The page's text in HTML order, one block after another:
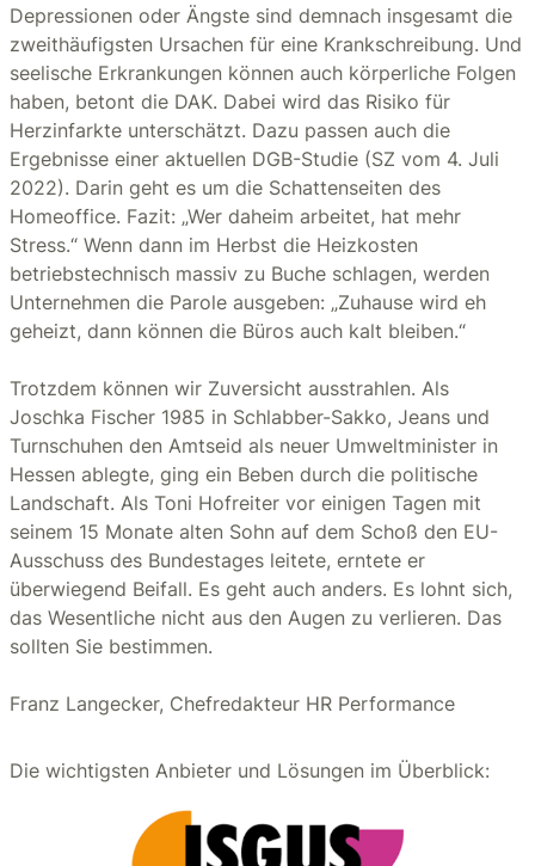
Depressionen oder Ängste sind demnach insgesamt die
zweithäufigsten Ursachen für eine Krankschreibung. Und
seelische Erkrankungen können auch körperliche Folgen
haben, betont die DAK. Dabei wird das Risiko für
Herzinfarkte unterschätzt. Dazu passen auch die
Ergebnisse einer aktuellen DGB-Studie (SZ vom 4. Juli
2022). Darin geht es um die Schattenseiten des
Homeoffice. Fazit: „Wer daheim arbeitet, hat mehr
Stress.“ Wenn dann im Herbst die Heizkosten
betriebstechnisch massiv zu Buche schlagen, werden
Unternehmen die Parole ausgeben: „Zuhause wird eh
geheizt, dann können die Büros auch kalt bleiben.“
Trotzdem können wir Zuversicht ausstrahlen. Als
Joschka Fischer 1985 in Schlabber-Sakko, Jeans und
Turnschuhen den Amtseid als neuer Umweltminister in
Hessen ablegte, ging ein Beben durch die politische
Landschaft. Als Toni Hofreiter vor einigen Tagen mit
seinem 15 Monate alten Sohn auf dem Schoß den EU-
Ausschuss des Bundestages leitete, erntete er
überwiegend Beifall. Es geht auch anders. Es lohnt sich,
das Wesentliche nicht aus den Augen zu verlieren. Das
sollten Sie bestimmen.
Franz Langecker, Chefredakteur HR Performance
Die wichtigsten Anbieter und Lösungen im Überblick: